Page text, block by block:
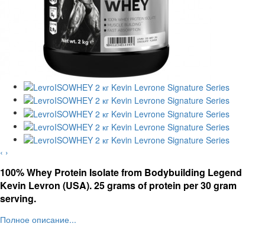
‹ ›
100% Whey Protein Isolate from Bodybuilding Legend
Kevin Levron (USA).25 grams of protein per 30 gram
serving.
Полное описание...